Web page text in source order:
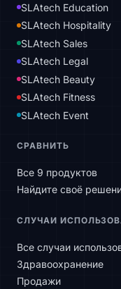
SLAtech Education
SLAtech Hospitality
SLAtech Sales
SLAtech Legal
SLAtech Beauty
SLAtech Fitness
SLAtech Event
СРАВНИТЬ
Все 9 продуктов
Найдите своё
СЛУЧАИ
Все случаи
Здравоохранение
Продажи